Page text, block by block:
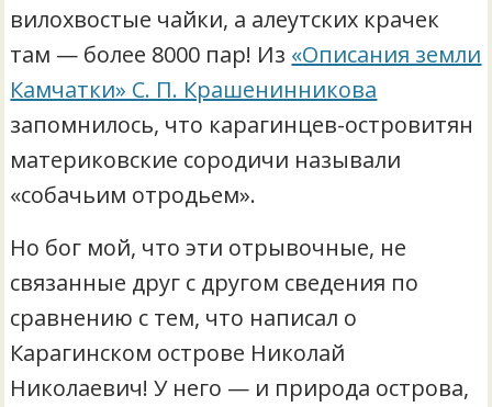
вилохвостые чайки, а алеутских крачек
там — более 8000 пар! Из «Описания земли
Камчатки» С. П. Крашенинникова
запомнилось, что карагинцев-островитян
материковские сородичи называли
«собачьим отродьем».
Но бог мой, что эти отрывочные, не
связанные друг с другом сведения по
сравнению с тем, что написал о
Карагинском острове Николай
Николаевич! У него — и природа острова,